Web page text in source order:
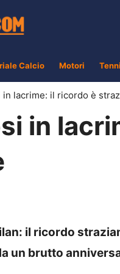
Calcio Motori
in lacrime: il ricordo è
in
il ricordo
un brutto